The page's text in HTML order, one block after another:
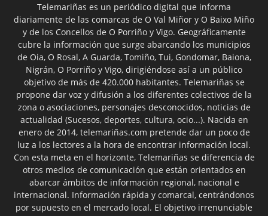
Telemariñas es un periódico digital que informa
diariamente de las comarcas de O Val Miñor y O Baixo Miño
y de los Concellos de O Porriño y Vigo. Geográficamente
cubre la información que surge abarcando los municipios
de Oia, O Rosal, A Guarda, Tomiño, Tui, Gondomar, Baiona,
Nigrán, O Porriño y Vigo, dirigiéndose así a un público
objetivo de más de 420.000 habitantes. Telemariñas se
propone dar voz y difusión a los diferentes colectivos de la
zona o asociaciones, personajes desconocidos, noticias de
actualidad (Sucesos, deportes, cultura, ocio...). Nacida en
enero de 2014, telemariñas.com pretende dar un poco de
luz a los lectores a la hora de encontrar información local.
Con esta meta en el horizonte, Telemariñas se diferencia de
otros medios de comunicación que están orientados en
abarcar ámbitos de información regional, nacional e
internacional. Información rápida y comarcal, centrándonos
por supuesto en el mercado local. El objetivo irrenunciable